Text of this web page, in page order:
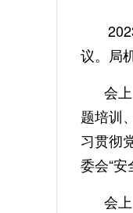
2023
议。局
会上
题培训
习贯彻
委会“
会上